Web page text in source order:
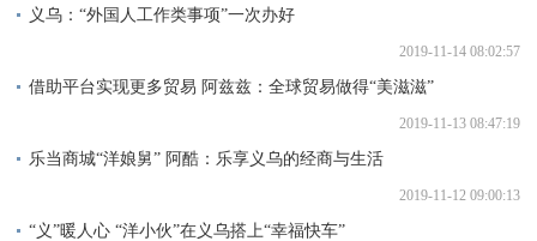
义乌：“外国人工作类事项”一次办好
2019-11-14 08:02:57
借助平台实现更多贸易 阿兹兹：全球贸易做得“美滋滋”
2019-11-13 08:47:19
乐当商城“洋娘舅” 阿酷：乐享义乌的经商与生活
2019-11-12 09:00:13
“义”暖人心 “洋小伙”在义乌搭上“幸福快车”